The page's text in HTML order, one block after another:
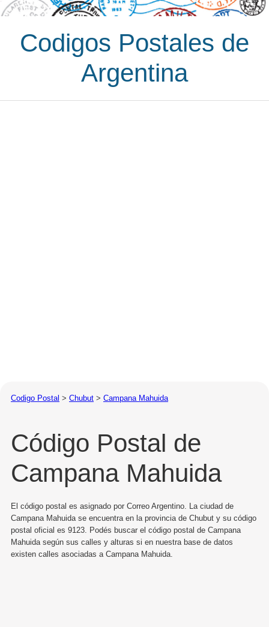
Codigos Postales de
Argentina
Codigo Postal > Chubut > Campana Mahuida
Código Postal de
Campana Mahuida
El código postal es asignado por Correo Argentino. La ciudad de
Campana Mahuida se encuentra en la provincia de Chubut y su código
postal oficial es 9123. Podés buscar el código postal de Campana
Mahuida según sus calles y alturas si en nuestra base de datos
existen calles asociadas a Campana Mahuida.